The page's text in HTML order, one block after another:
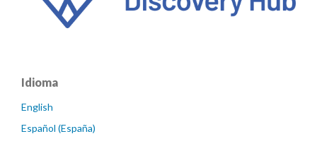
Idioma
English
Español (España)